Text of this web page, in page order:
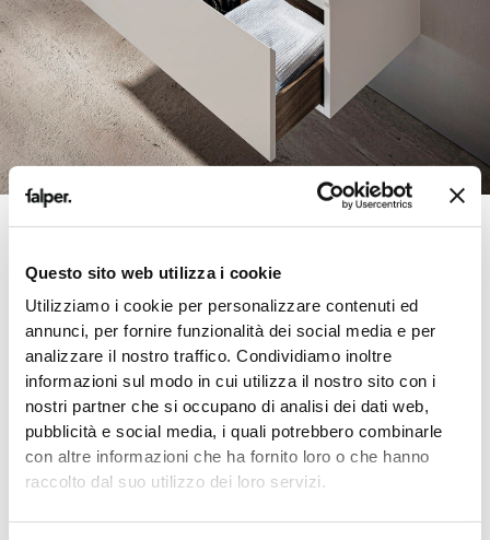
Questo sito web utilizza i cookie
Utilizziamo i cookie per personalizzare contenuti ed
annunci, per fornire funzionalità dei social media e per
analizzare il nostro traffico. Condividiamo inoltre
informazioni sul modo in cui utilizza il nostro sito con i
nostri partner che si occupano di analisi dei dati web,
pubblicità e social media, i quali potrebbero combinarle
con altre informazioni che ha fornito loro o che hanno
raccolto dal suo utilizzo dei loro servizi.